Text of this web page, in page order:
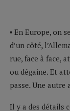
▪ En Europe, on
d’un côté,
rue, face à face,
ou dégaine. Et
passe. Une autre
Il y a des détails